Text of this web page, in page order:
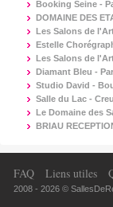
Booking Seine -
DOMAINE DES
Les Salons de
Estelle
Les Salons de
Diamant Bleu -
Studio David -
Salle du Lac -
Le Domaine des
BRIAU
FAQ Liens utiles
2008 - 2026 ©